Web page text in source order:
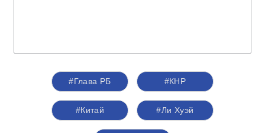
#Глава РБ #КНР
#Китай #Ли Хуэй